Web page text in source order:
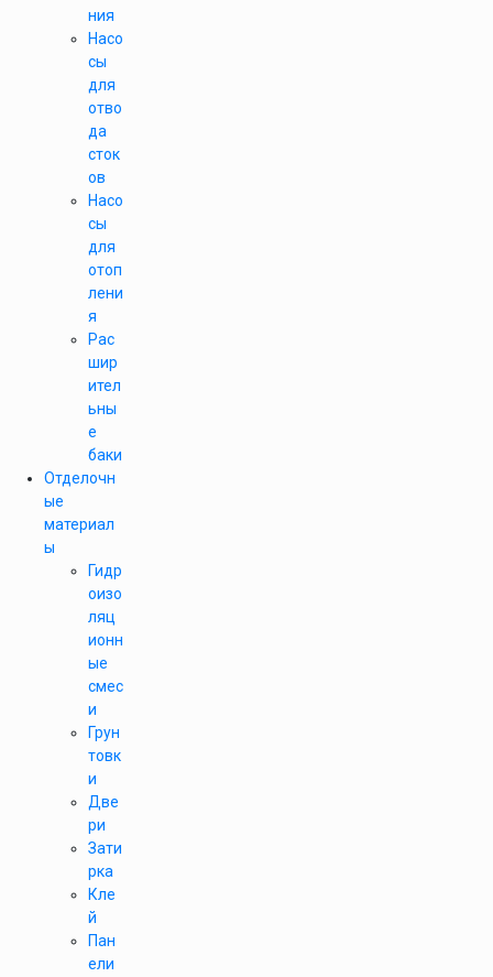
ния
Насо
сы
для
отво
да
сток
ов
Насо
сы
для
отоп
лени
я
Рас
шир
ител
ьны
е
баки
Отделочн
ые
материал
ы
Гидр
оизо
ляц
ионн
ые
смес
и
Грун
товк
и
Две
ри
Зати
рка
Кле
й
Пан
ели